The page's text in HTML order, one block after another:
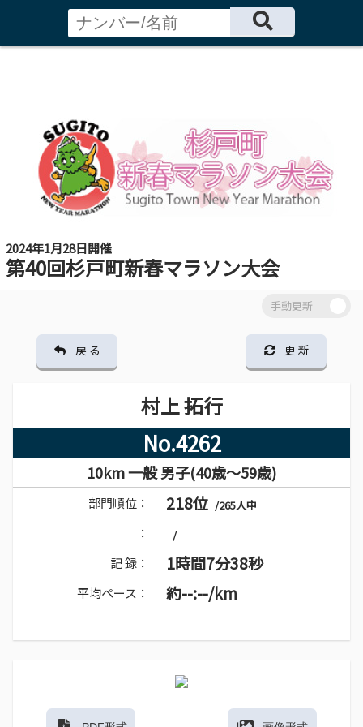
2024年1月28日開催
第40回杉戸町新春マラソン大会
戻 る 更 新
村上 拓行
No.4262
10km 一般 男子(40歳～59歳)
部門順位： 218位 /265人中
： /
記 録： 1時間7分38秒
平均ペース： 約--:--/km